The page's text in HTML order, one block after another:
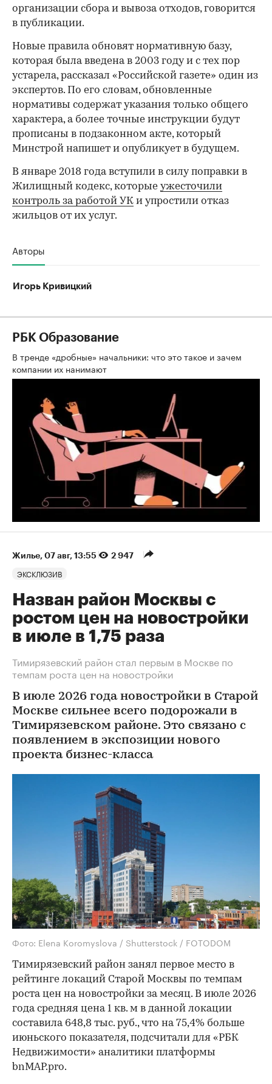
организации сбора и вывоза отходов, говорится
в публикации.
Новые правила обновят нормативную базу,
которая была введена в 2003 году и с тех пор
устарела, рассказал «Российской газете» один из
экспертов. По его словам, обновленные
нормативы содержат указания только общего
характера, а более точные инструкции будут
прописаны в подзаконном акте, который
Минстрой напишет и опубликует в будущем.
В январе 2018 года вступили в силу поправки в
Жилищный кодекс, которые ужесточили
контроль за работой УК и упростили отказ
жильцов от их услуг.
Авторы
Игорь Кривицкий
РБК Образование
В тренде «дробные» начальники: что это такое и зачем
компании их нанимают
Жилье⁠, 07 авг, 13:55 2 947
ЭКСКЛЮЗИВ
Назван район Москвы с
ростом цен на новостройки
в июле в 1,75 раза
Тимирязевский район стал первым в Москве по
темпам роста цен на новостройки
В июле 2026 года новостройки в Старой
Москве сильнее всего подорожали в
Тимирязевском районе. Это связано с
появлением в экспозиции нового
проекта бизнес-класса
Фото: Elena Koromyslova / Shutterstock / FOTODOM
Тимирязевский район занял первое место в
рейтинге локаций Старой Москвы по темпам
роста цен на новостройки за месяц. В июле 2026
года средняя цена 1 кв. м в данной локации
составила 648,8 тыс. руб., что на 75,4% больше
июньского показателя, подсчитали для «РБК
Недвижимости» аналитики платформы
bnMAP.pro.